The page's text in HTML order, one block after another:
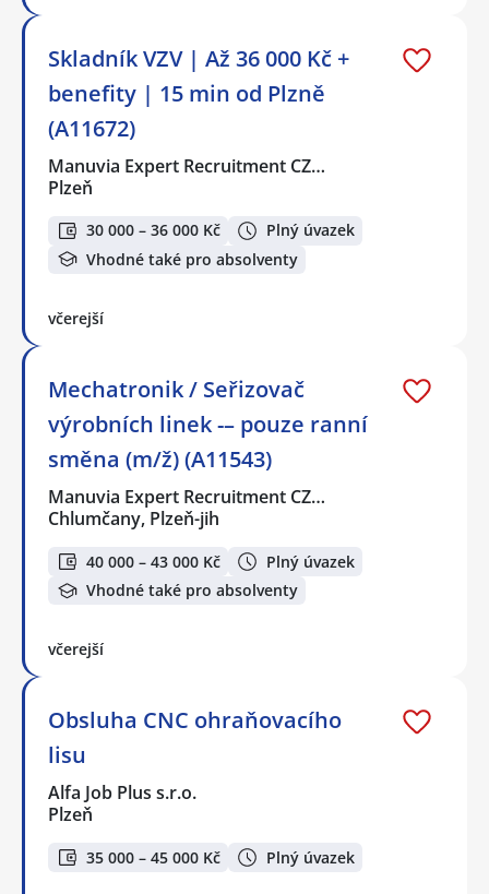
Skladník VZV | Až 36 000 Kč +
benefity | 15 min od Plzně
(A11672)
Manuvia Expert Recruitment CZ…
Plzeň
30 000 – 36 000 Kč
Plný úvazek
Vhodné také pro absolventy
včerejší
Mechatronik / Seřizovač
výrobních linek -– pouze ranní
směna (m/ž) (A11543)
Manuvia Expert Recruitment CZ…
Chlumčany, Plzeň-jih
40 000 – 43 000 Kč
Plný úvazek
Vhodné také pro absolventy
včerejší
Obsluha CNC ohraňovacího
lisu
Alfa Job Plus s.r.o.
Plzeň
35 000 – 45 000 Kč Plný úvazek